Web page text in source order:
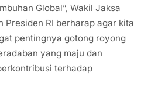
Global”, Wakil Jaksa
Presiden RI berharap agar kita
pentingnya gotong royong
yang maju dan
terhadap